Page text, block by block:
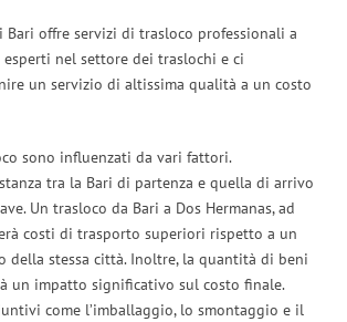
Bari offre servizi di trasloco professionali a
esperti nel settore dei traslochi e ci
un servizio di altissima qualità a un costo
sono influenzati da vari fattori.
tra la Bari di partenza e quella di arrivo
Un trasloco da Bari a Dos Hermanas, ad
costi di trasporto superiori rispetto a un
della stessa città. Inoltre, la quantità di beni
un impatto significativo sul costo finale.
come l’imballaggio, lo smontaggio e il